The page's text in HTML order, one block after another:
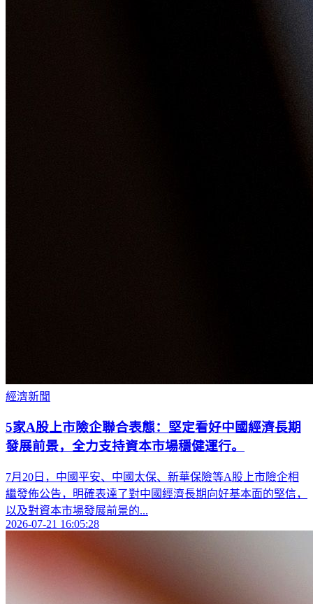
經濟新聞
5家A股上市險企聯合表態：堅定看好中國經濟長期
發展前景，全力支持資本市場穩健運行。
7月20日，中國平安、中國太保、新華保險等A股上市險企相
繼發佈公告，明確表達了對中國經濟長期向好基本面的堅信，
以及對資本市場發展前景的...
2026-07-21 16:05:28